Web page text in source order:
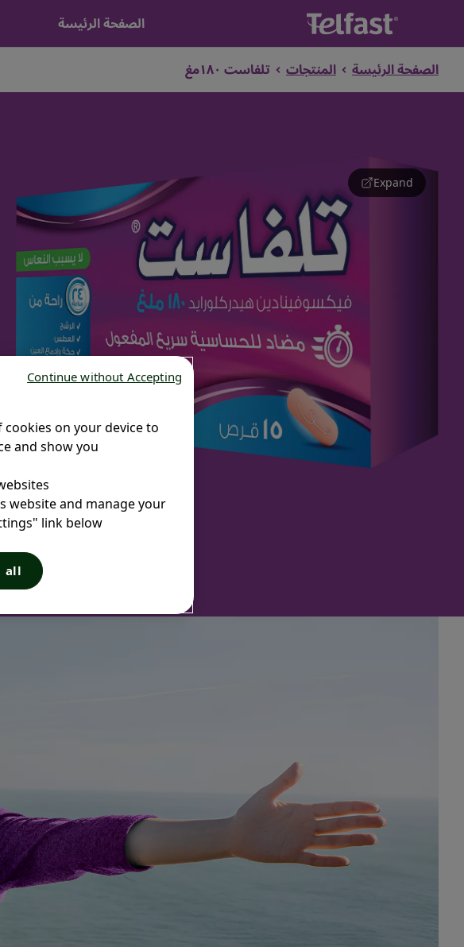
الصفحة الرئيسة
الصفحة الرئيسة المنتجات تلفاست ١٨٠مغ
Expand
cookies on your device to
and show you
website and manage your
link below.
all
Continue without Accepting